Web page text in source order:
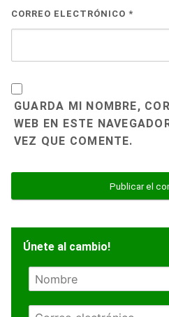
CORREO ELECTRÓNICO *
GUARDA MI NOMBRE,
WEB EN ESTE
VEZ QUE COMENTE.
Únete al cambio!
N
E